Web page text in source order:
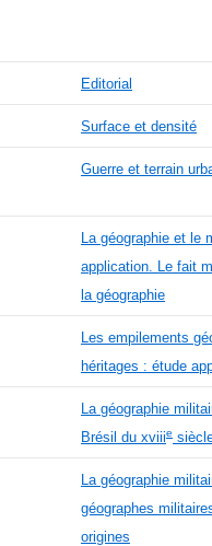
Editorial
Surface et densité
Guerre et terrain
La géographie et le
application. Le fait
la géographie
Les empilements
héritages : étude
La géographie
Brésil du xviiie
La géographie
géographes
origines